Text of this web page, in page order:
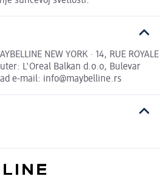
NEW YORK · 14, RUE ROYALE
L'Oreal Balkan d.o.o, Bulevar
e-mail: info@maybelline.rs